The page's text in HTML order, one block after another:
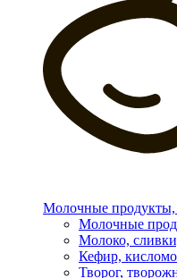
Молочные
Молочные
Молоко,
Кефир,
Творог,